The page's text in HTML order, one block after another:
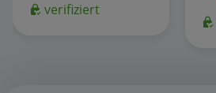
verifiziert